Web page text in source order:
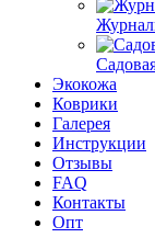
Экокожа
Коврики
Галерея
Инструкции
Отзывы
FAQ
Контакты
Опт